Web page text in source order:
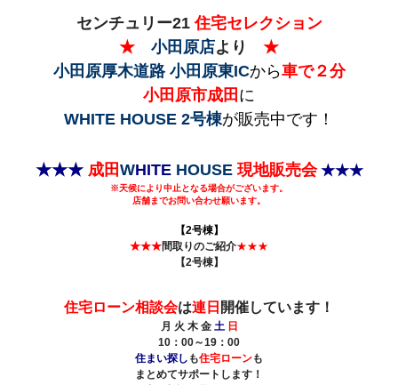
センチュリー21 住宅セレクション
★
小田原店より ★
小田原厚木道路 小田原東ICから車で２分
小田原市成田 に
WHITE HOUSE 2号棟が販売中です！
★★★ 成田 WHITEHOUSE 現地販売会 ★★★
※天候により中止となる場合がございます。
店舗までお問い合わせ願います。
【2号棟】
★★★間取りのご紹介★★★
【2号棟】
住宅ローン相談会は連日 開催しています！
月 火 木 金 土日
10：00～19：00
住まい探し も住宅ローンも
まとめてサポートします！